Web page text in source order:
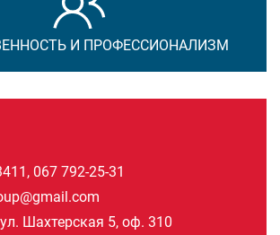
И ПРОФЕССИОНАЛИЗМ
, 067 792-25-31
Шахтерская 5, оф. 310